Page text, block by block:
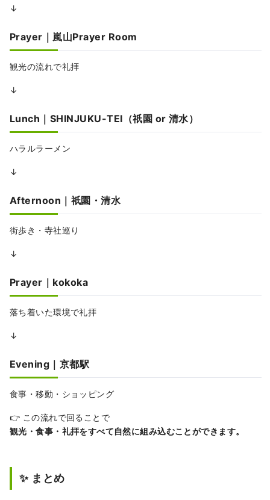
↓
Prayer｜嵐山Prayer Room
観光の流れで礼拝
↓
Lunch｜SHINJUKU-TEI（祇園 or 清水）
ハラルラーメン
↓
Afternoon｜祇園・清水
街歩き・寺社巡り
↓
Prayer｜kokoka
落ち着いた環境で礼拝
↓
Evening｜京都駅
食事・移動・ショッピング
👉 この流れで回ることで
観光・食事・礼拝をすべて自然に組み込むことができます。
✨ まとめ